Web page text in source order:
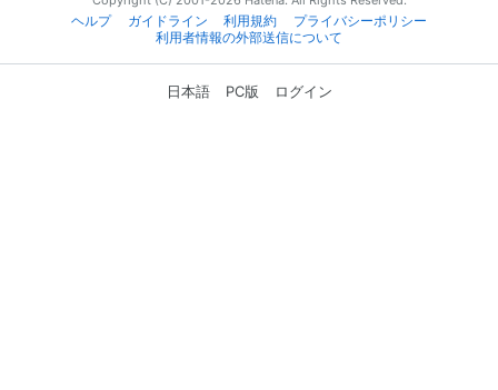
ヘルプ
ガイドライン 利用規約
プライバシーポリシー
利用者情報の外部送信について
日本語 PC版 ログイン